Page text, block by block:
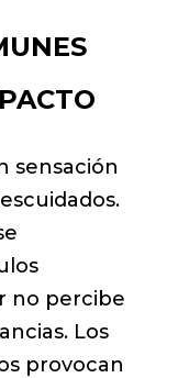
sensación
no percibe
Los
provocan